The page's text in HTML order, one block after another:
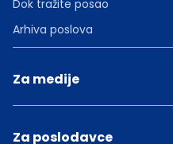
Dok tražite posao
Arhiva poslova
Za medije
Za poslodavce